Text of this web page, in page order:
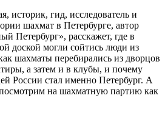
историк, гид, исследователь и
шахмат в Петербурге, автор
Петербург», расскажет, где в
доской могли сойтись люди из
шахматы перебирались из дворцов
а затем и в клубы, и почему
России стал именно Петербург. А
на шахматную партию как